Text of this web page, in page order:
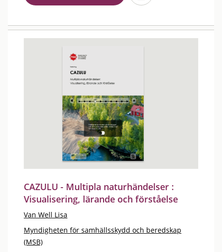
CAZULU - Multipla naturhändelser :
Visualisering, lärande och förståelse
Van Well Lisa
Myndigheten för samhällsskydd och beredskap
(MSB)